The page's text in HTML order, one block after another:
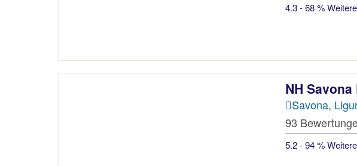
4.3 - 68 %
NH Savona
Savona,
93
5.2 - 94 %